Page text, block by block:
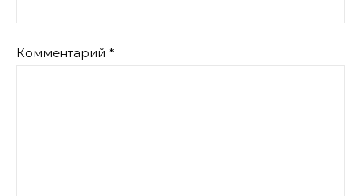
Комментарий *